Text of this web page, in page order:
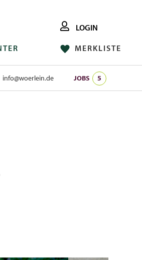
LOGIN
MERKLISTE
info@woerlein.de JOBS 5
FACEBOOK